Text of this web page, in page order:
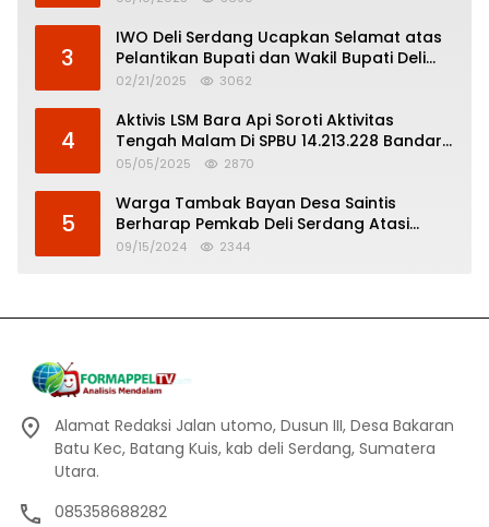
3
IWO Deli Serdang Ucapkan Selamat atas
Pelantikan Bupati dan Wakil Bupati Deli
Serdang
02/21/2025 3062
4
Aktivis LSM Bara Api Soroti Aktivitas
Tengah Malam Di SPBU 14.213.228 Bandar
Tinggi
05/05/2025 2870
5
Warga Tambak Bayan Desa Saintis
Berharap Pemkab Deli Serdang Atasi
Banjir
09/15/2024 2344
Alamat Redaksi Jalan utomo, Dusun III, Desa Bakaran
Batu Kec, Batang Kuis, kab deli Serdang, Sumatera
Utara.
085358688282